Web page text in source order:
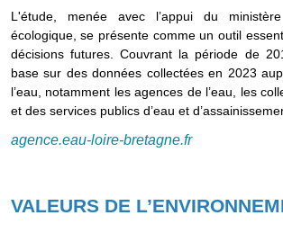
L'étude, menée avec l’appui du
écologique, se présente comme un outil
décisions futures. Couvrant la période de
base sur des données collectées en 2023
l’eau, notamment les agences de l’eau, les
et des services publics d’eau et
agence.eau-loire-bretagne.fr
VALEURS DE